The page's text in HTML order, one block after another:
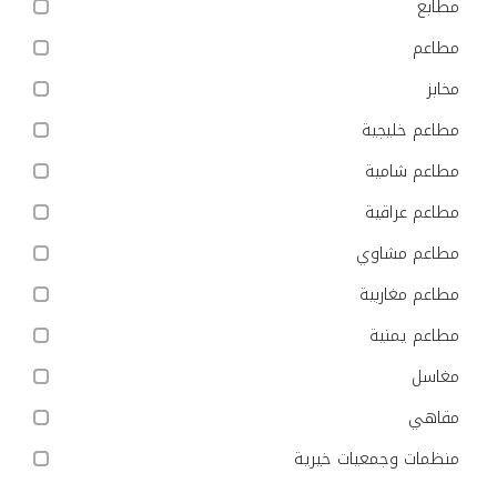
مطابع
مطاعم
مخابز
مطاعم خليجية
مطاعم شامية
مطاعم عراقية
مطاعم مشاوي
مطاعم مغاربية
مطاعم يمنية
مغاسل
مقاهي
منظمات وجمعيات خيرية